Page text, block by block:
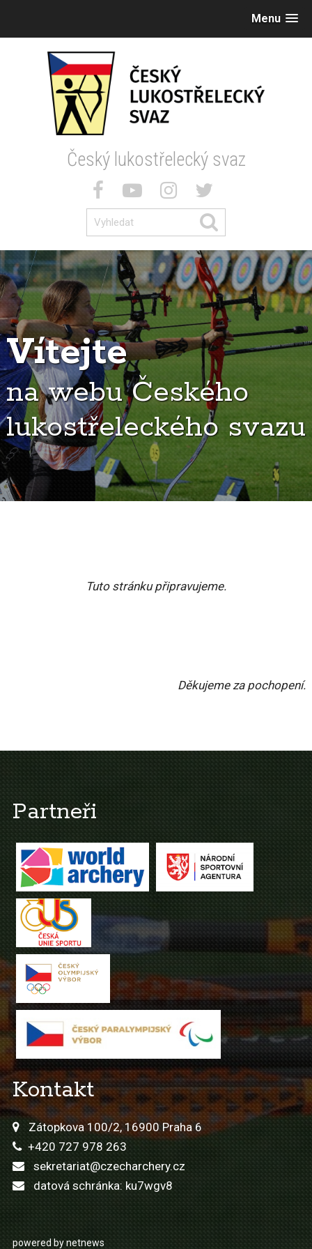
Menu
Český lukostřelecký svaz
Vítejte
na webu Českého
lukostřeleckého svazu
Tuto stránku připravujeme.
Děkujeme za pochopení.
Partneři
Kontakt
Zátopkova 100/2, 16900 Praha 6
+420 727 978 263
sekretariat@czecharchery.cz
datová schránka: ku7wgv8
powered by netnews